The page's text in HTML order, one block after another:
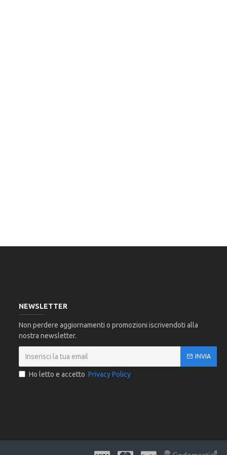
NEWSLETTER
Non perdere aggiornamenti o promozioni iscrivendoti alla
nostra newsletter.
INVIA
Ho letto e accetto Privacy Policy